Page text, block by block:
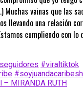
Muchas vainas que las
llevando una relación
cumpliendo con lo
#viraltiktok
– MIRANDA RUTH